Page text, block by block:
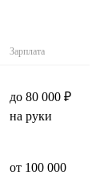
Зарплата
до 80 000 ₽
на руки
от 100 000